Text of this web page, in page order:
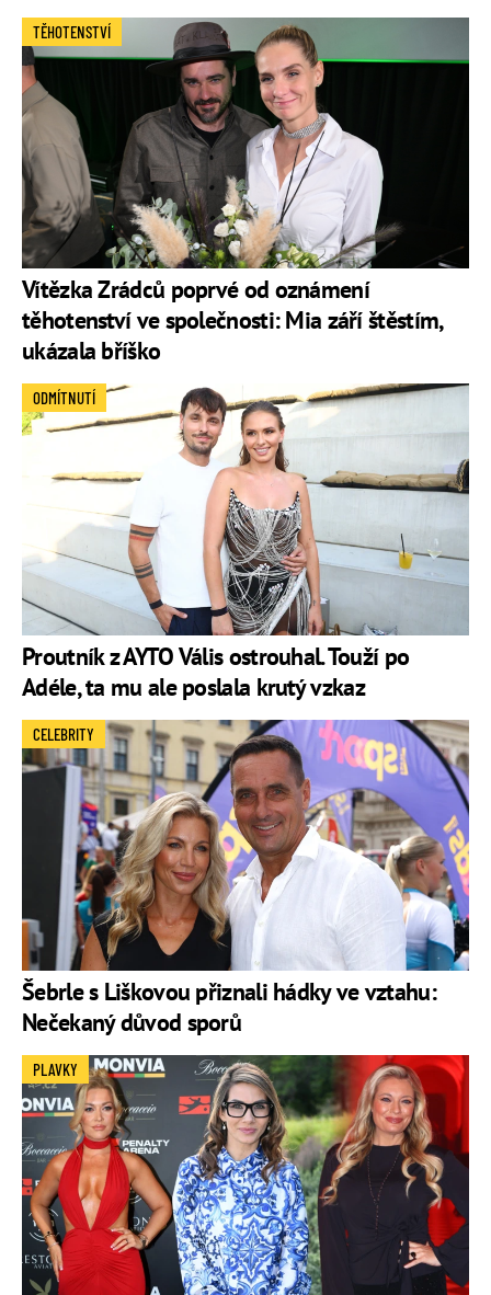
Vítězka Zrádců poprvé od oznámení
těhotenství ve společnosti: Mia září štěstím,
ukázala bříško
TĚHOTENSTVÍ
Proutník z AYTO Vális ostrouhal. Touží po
Adéle, ta mu ale poslala krutý vzkaz
ODMÍTNUTÍ
Šebrle s Liškovou přiznali hádky ve vztahu:
Nečekaný důvod sporů
CELEBRITY
PLAVKY